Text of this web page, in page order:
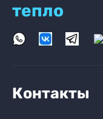
тепло
Контакты